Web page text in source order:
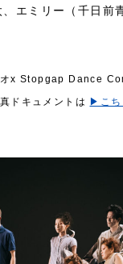
エミリー（千日前
x Stopgap Dance
ドキュメントは ▶︎こち